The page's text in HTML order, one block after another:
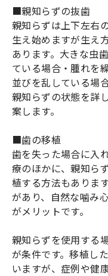
■親知らずの抜歯
親知らずは上下左右
生え始めますが生え
あります。大きな虫
ている場合・腫れを
並びを乱している場
親知らずの状態を詳
案します。
■歯の移植
歯を失った場合に入
療のほかに、親知ら
植する方法もありま
があり、自然な噛み
がメリットです。
親知らずを使用する
が条件です。移植し
いますが、症例や健